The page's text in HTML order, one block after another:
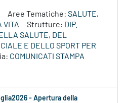
Aree Tematiche: SALUTE,
VITA
Strutture: DIP.
SALUTE, DEL
E DELLO SPORT PER
COMUNICATI STAMPA
- Apertura della